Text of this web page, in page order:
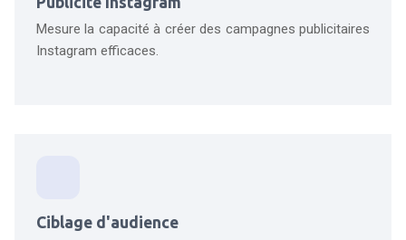
Mesure la capacité à créer des campagnes publicitaires
Instagram efficaces.
Ciblage d'audience